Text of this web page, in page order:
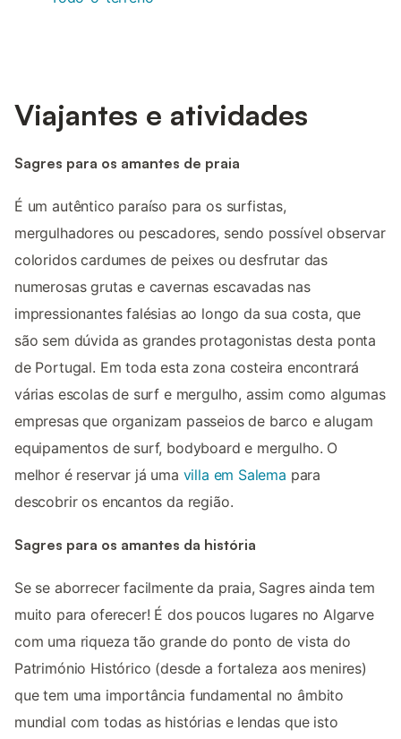
Viajantes e atividades
Sagres para os amantes de praia
É um autêntico paraíso para os surfistas,
mergulhadores ou pescadores, sendo possível observar
coloridos cardumes de peixes ou desfrutar das
numerosas grutas e cavernas escavadas nas
impressionantes falésias ao longo da sua costa, que
são sem dúvida as grandes protagonistas desta ponta
de Portugal. Em toda esta zona costeira encontrará
várias escolas de surf e mergulho, assim como algumas
empresas que organizam passeios de barco e alugam
equipamentos de surf, bodyboard e mergulho. O
melhor é reservar já uma villa em Salema para
descobrir os encantos da região.
Sagres para os amantes da história
Se se aborrecer facilmente da praia, Sagres ainda tem
muito para oferecer! É dos poucos lugares no Algarve
com uma riqueza tão grande do ponto de vista do
Património Histórico (desde a fortaleza aos menires)
que tem uma importância fundamental no âmbito
mundial com todas as histórias e lendas que isto